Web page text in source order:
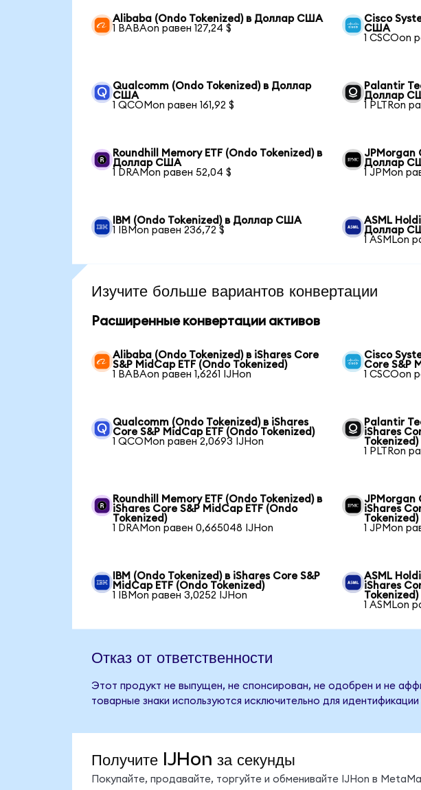
Alibaba (Ondo Tokenized) в Доллар США
1 BABAon равен 127,24 $
Cisco
США
1 CSCOon
Qualcomm (Ondo Tokenized) в Доллар
США
1 QCOMon равен 161,92 $
Palantir
Доллар
1 PLTRon
Roundhill Memory ETF (Ondo Tokenized) в
Доллар США
1 DRAMon равен 52,04 $
JPMorgan
Доллар
1 JPMon
IBM (Ondo Tokenized) в Доллар США
1 IBMon равен 236,72 $
ASML
Доллар
1 ASMLon
Изучите больше вариантов конвертации
Расширенные конвертации активов
Alibaba (Ondo Tokenized) в iShares Core
S&P MidCap ETF (Ondo Tokenized)
1 BABAon равен 1,6261 IJHon
Cisco
Core S&P
1 CSCOon
Qualcomm (Ondo Tokenized) в iShares
Core S&P MidCap ETF (Ondo Tokenized)
1 QCOMon равен 2,0693 IJHon
Palantir
iShares
Tokenized)
1 PLTRon
Roundhill Memory ETF (Ondo Tokenized) в
iShares Core S&P MidCap ETF (Ondo
Tokenized)
1 DRAMon равен 0,665048 IJHon
JPMorgan
iShares
Tokenized)
1 JPMon
IBM (Ondo Tokenized) в iShares Core S&P
MidCap ETF (Ondo Tokenized)
1 IBMon равен 3,0252 IJHon
ASML
iShares
Tokenized)
1 ASMLon
Отказ от ответственности
Этот продукт не выпущен, не спонсирован, не одобрен и не
товарные знаки используются исключительно для
Получите IJHon за секунды
Покупайте, продавайте, торгуйте и обменивайте IJHon в